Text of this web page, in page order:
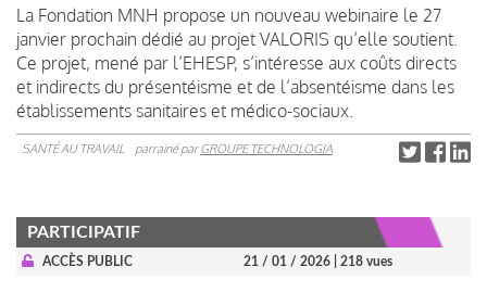
La Fondation MNH propose un nouveau webinaire le 27
janvier prochain dédié au projet VALORIS qu’elle soutient.
Ce projet, mené par l’EHESP, s’intéresse aux coûts directs
et indirects du présentéisme et de l’absentéisme dans les
établissements sanitaires et médico-sociaux.
SANTÉ AU TRAVAIL parrainé parGROUPE TECHNOLOGIA
PARTICIPATIF
ACCÈS PUBLIC 21 / 01 / 2026 | 218 vues